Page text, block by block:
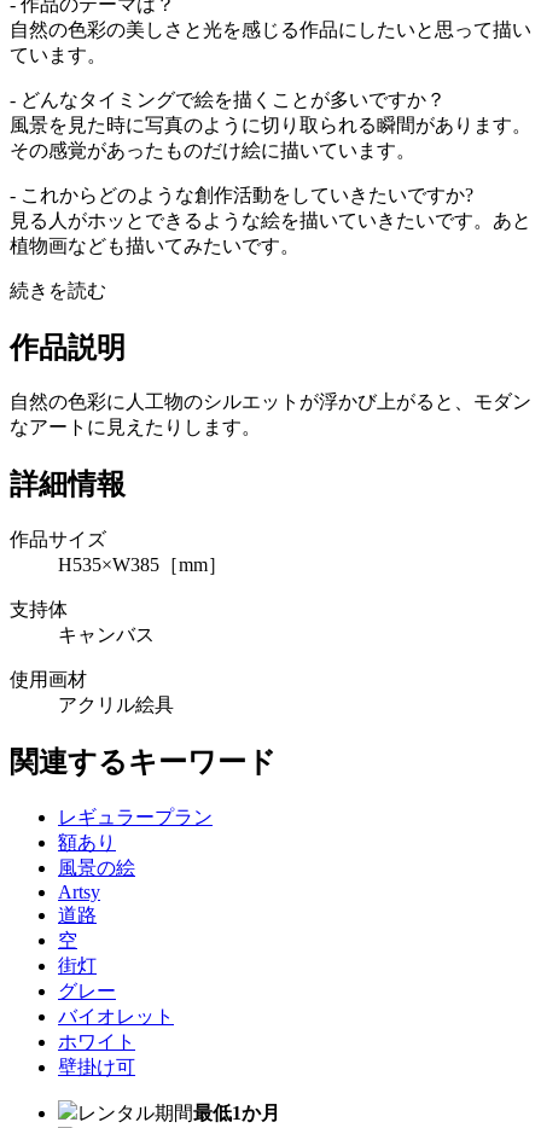
自然の色彩の美しさと光を感じる作品にしたいと思って描い
ています。
- どんなタイミングで絵を描くことが多いですか？
風景を見た時に写真のように切り取られる瞬間があります。
その感覚があったものだけ絵に描いています。
- これからどのような創作活動をしていきたいですか?
見る人がホッとできるような絵を描いていきたいです。あと
植物画なども描いてみたいです。
続きを読む
作品説明
自然の色彩に人工物のシルエットが浮かび上がると、モダン
なアートに見えたりします。
詳細情報
作品サイズ
H535×W385［mm］
支持体
キャンバス
使用画材
アクリル絵具
関連するキーワード
レギュラープラン
額あり
風景の絵
Artsy
道路
空
街灯
グレー
バイオレット
ホワイト
壁掛け可
レンタル期間最低1か月